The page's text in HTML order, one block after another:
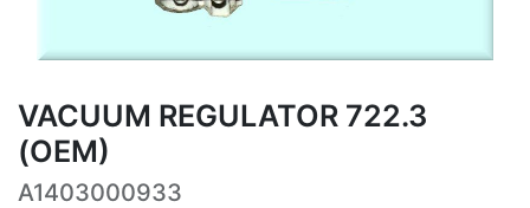
VACUUM REGULATOR 722.3
(OEM)
A1403000933